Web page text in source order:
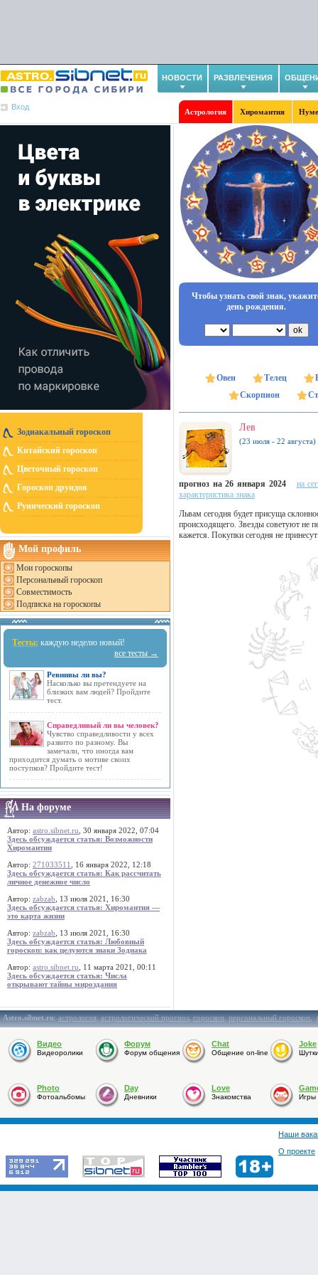
НОВОСТИ РАЗВЛЕЧЕНИЯ
Вход
Астрология Хиромантия
Зодиакальный гороскоп
Китайский гороскоп
Цветочный гороскоп
Гороскоп друидов
Рунический гороскоп
Мой профиль
Мои гороскопы
Персональный гороскоп
Совместимость
Подписка на гороскопы
Тесты: каждую неделю новый!
все тесты →
Ревнивы ли вы?
Насколько вы претендуете на
близких вам людей? Пройдите
тест.
Справедливый ли вы человек?
Чувство справедливости у всех
развито по разному. Вы
замечали, что иногда вам
приходится думать о мотиве своих
поступков? Пройдите тест!
На форуме
Автор: astro.sibnet.ru , 30 января 2022, 07:04
Здесь обсуждается статья: Возможности
Хиромантии
Автор: 271033511
, 16 января 2022, 12:18
Здесь обсуждается статья: Как рассчитать
личное денежное число
Автор: zabzab , 13 июля 2021, 16:30
Здесь обсуждается статья: Хиромантия —
это карта жизни
Автор: zabzab , 13 июля 2021, 16:30
Здесь обсуждается статья: Любовный
гороскоп: как целуются знаки Зодиака
Автор: astro.sibnet.ru , 11 марта 2021, 00:11
Здесь обсуждается статья: Числа
открывают тайны мироздания
Чтобы узнать свой знак,
день рождения.
Овен Телец
Скорпион
Лев
(23 июля - 22 августа)
прогноз на 26 января 2024
на
характеристика знака
Львам сегодня будет присуща
происходящего. Звезды советуют не
кажется. Покупки сегодня не
Astro.sibnet.ru:астрология,астрологический прогноз,гороскоп,персональный гороскоп,
Видео
Видеоролики
Форум
Форум общения
Chat
Общение on-line
Joke
Photo
Фотоальбомы
Day
Дневники
Love
Знакомства Игры
Наши
О проекте